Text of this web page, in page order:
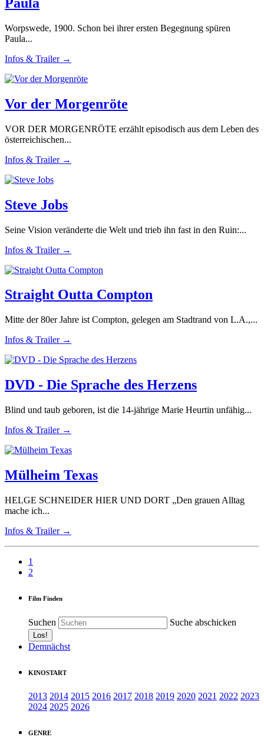
Worpswede, 1900. Schon bei ihrer ersten Begegnung spüren
Paula...
Infos & Trailer →
Vor der Morgenröte
VOR DER MORGENRÖTE erzählt episodisch aus dem Leben des
österreichischen...
Infos & Trailer →
Steve Jobs
Seine Vision veränderte die Welt und trieb ihn fast in den Ruin:...
Infos & Trailer →
Straight Outta Compton
Mitte der 80er Jahre ist Compton, gelegen am Stadtrand von L.A.,...
Infos & Trailer →
DVD - Die Sprache des Herzens
Blind und taub geboren, ist die 14-jährige Marie Heurtin unfähig...
Infos & Trailer →
Mülheim Texas
HELGE SCHNEIDER HIER UND DORT „Den grauen Alltag
mache ich...
Infos & Trailer →
1
2
Film Finden
Suchen Suche abschicken
Demnächst
KINOSTART
2013 2014 2015 2016 2017 2018 2019 2020 2021 2022 2023
2024 2025 2026
GENRE